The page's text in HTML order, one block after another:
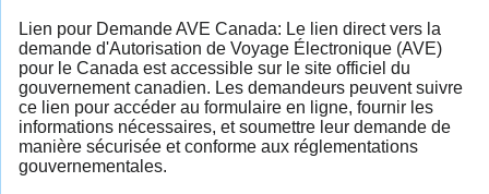
Lien pour Demande AVE Canada: Le lien direct vers la
demande d'Autorisation de Voyage Électronique (AVE)
pour le Canada est accessible sur le site officiel du
gouvernement canadien. Les demandeurs peuvent suivre
ce lien pour accéder au formulaire en ligne, fournir les
informations nécessaires, et soumettre leur demande de
manière sécurisée et conforme aux réglementations
gouvernementales.